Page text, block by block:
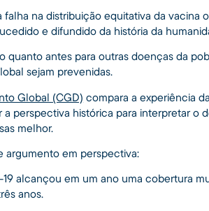
na distribuição equitativa da vacina
e difundido da história da
quanto antes para outras doenças da
sejam prevenidas.
Global (CGD) compara a experiência
perspectiva histórica para interpretar o
melhor.
argumento em perspectiva:
alcançou em um ano uma cobertura
anos.